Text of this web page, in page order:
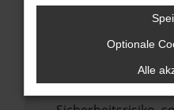
vorübergehende
Betriebssystem
Veraltete
Optionale
Alle